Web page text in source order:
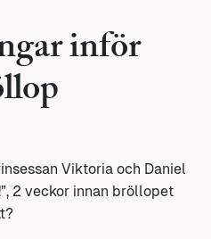
inför
Viktoria och Daniel
2 veckor innan bröllopet